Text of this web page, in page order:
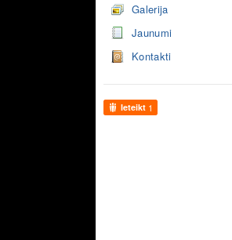
Galerija
Jaunumi
Kontakti
Ieteikt 1